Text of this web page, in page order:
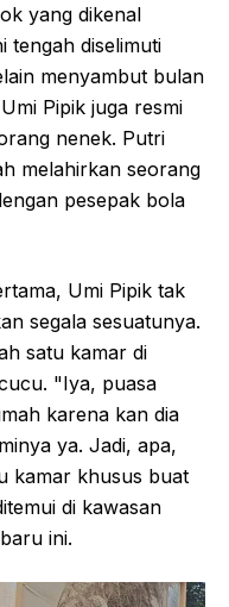
yang dikenal
tengah diselimuti
menyambut bulan
Pipik juga resmi
nenek. Putri
melahirkan seorang
pesepak bola
Umi Pipik tak
segala sesuatunya.
satu kamar di
"Iya, puasa
karena kan dia
ya. Jadi, apa,
kamar khusus buat
di kawasan
ini.